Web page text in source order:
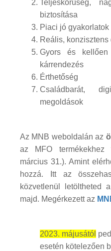
Teljeskörűség,
biztosítása
Piaci jó
Reális,
Gyors és kellően
kárrendezés
Érthetőség
Családbarát,
megoldások
Az MNB weboldalán az
az MFO termékekhez
március 31.). Amint
hozzá. Itt az
közvetlenül letöltheted
majd. Megérkezett az
2023. májusától
esetén kötelezően